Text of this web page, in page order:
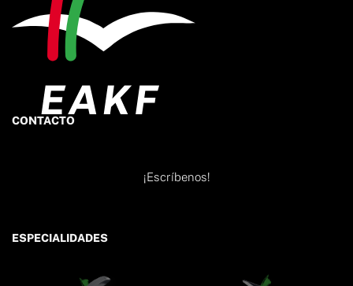
CONTACTO
¡Escríbenos!
ESPECIALIDADES